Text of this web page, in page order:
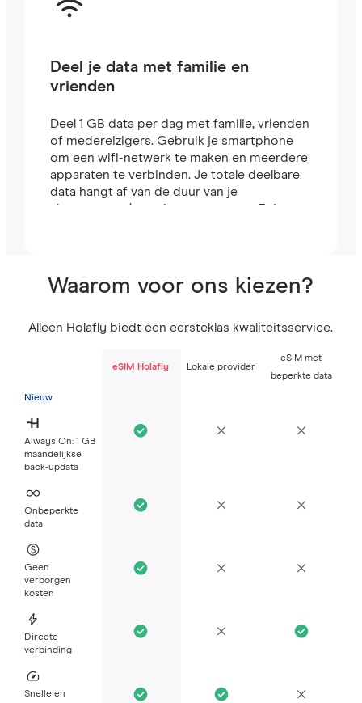
Deel je data met familie en
vrienden
Deel 1 GB data per dag met familie, vrienden
of medereizigers. Gebruik je smartphone
om een wifi-netwerk te maken en meerdere
apparaten te verbinden. Je totale deelbare
data hangt af van de duur van je
abonnement (een abonnement van 7 dagen
Waarom voor ons kiezen?
Alleen Holafly biedt een eersteklas kwaliteitsservice.
eSIM Holafly Lokale provider
eSIM met
beperkte data
Nieuw
Always On: 1 GB
maandelijkse
back-updata
Onbeperkte
data
Geen
verborgen
kosten
Directe
verbinding
Snelle en